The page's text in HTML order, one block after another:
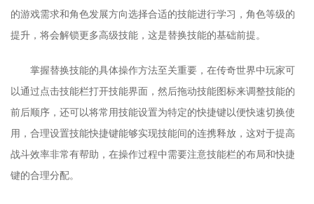
的游戏需求和角色发展方向选择合适的技能进行学习，角色等级的
提升，将会解锁更多高级技能，这是替换技能的基础前提。
掌握替换技能的具体操作方法至关重要，在传奇世界中玩家可
以通过点击技能栏打开技能界面，然后拖动技能图标来调整技能的
前后顺序，还可以将常用技能设置为特定的快捷键以便快速切换使
用，合理设置技能快捷键能够实现技能间的连携释放，这对于提高
战斗效率非常有帮助，在操作过程中需要注意技能栏的布局和快捷
键的合理分配。